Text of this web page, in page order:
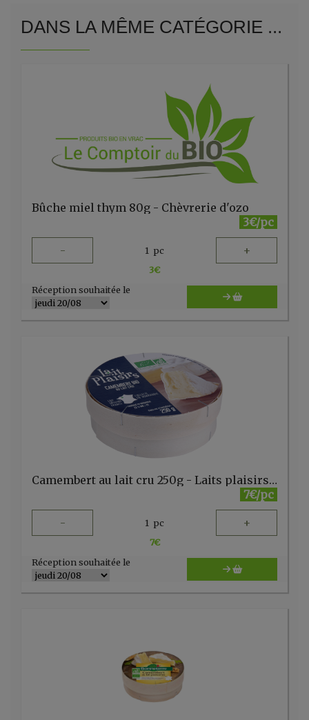
DANS LA MÊME CATÉGORIE ...
Bûche miel thym 80g - Chèvrerie d'ozo
3€/pc
- 1 pc +
3€
Réception souhaitée le
Camembert au lait cru 250g - Laits plaisirs - FR
7€/pc
- 1 pc +
7€
Réception souhaitée le